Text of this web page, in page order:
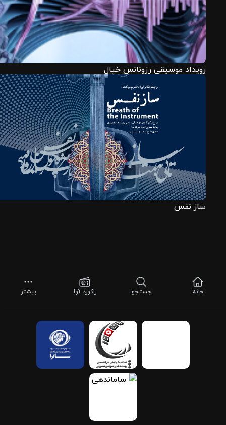
رویداد موسیقی رزونانس خیال
ساز نفس
خانه جستجو راکورد آوا بیشتر